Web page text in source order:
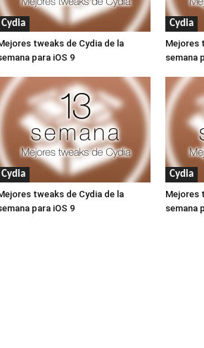
Cydia
tweaks de Cydia de la
para iOS 9
Cydia
Mejores
semana
Cydia
tweaks de Cydia de la
para iOS 9
Cydia
Mejores
semana